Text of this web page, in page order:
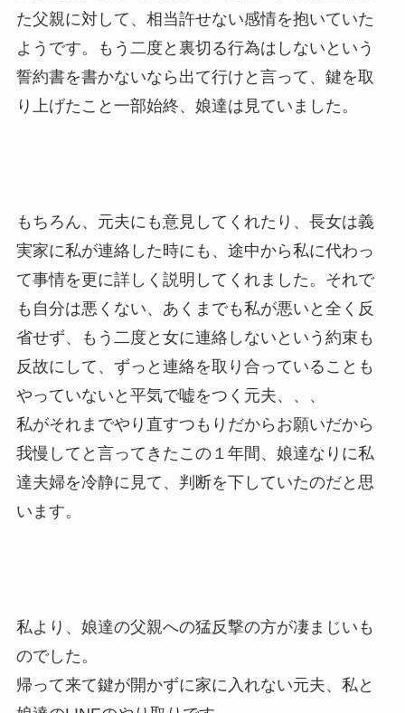
た父親に対して、相当許せない感情を抱いていた
ようです。もう二度と裏切る行為はしないという
誓約書を書かないなら出て行けと言って、鍵を取
り上げたこと一部始終、娘達は見ていました。
もちろん、元夫にも意見してくれたり、長女は義
実家に私が連絡した時にも、途中から私に代わっ
て事情を更に詳しく説明してくれました。それで
も自分は悪くない、あくまでも私が悪いと全く反
省せず、もう二度と女に連絡しないという約束も
反故にして、ずっと連絡を取り合っていることも
やっていないと平気で嘘をつく元夫、、、
私がそれまでやり直すつもりだからお願いだから
我慢してと言ってきたこの１年間、娘達なりに私
達夫婦を冷静に見て、判断を下していたのだと思
います。
私より、娘達の父親への猛反撃の方が凄まじいも
のでした。
帰って来て鍵が開かずに家に入れない元夫、私と